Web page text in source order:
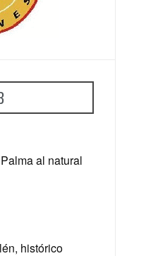
al natural
histórico